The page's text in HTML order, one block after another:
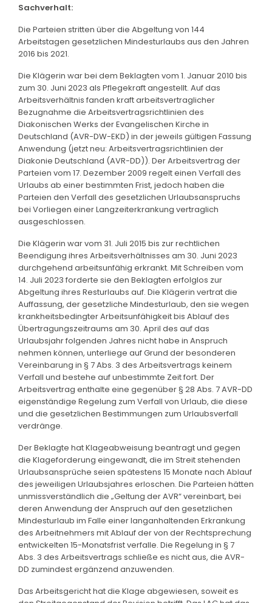
Sachverhalt:
Die Parteien stritten über die Abgeltung von 144
Arbeitstagen gesetzlichen Mindesturlaubs aus den Jahren
2016 bis 2021.
Die Klägerin war bei dem Beklagten vom 1. Januar 2010 bis
zum 30. Juni 2023 als Pflegekraft angestellt. Auf das
Arbeitsverhältnis fanden kraft arbeitsvertraglicher
Bezugnahme die Arbeitsvertragsrichtlinien des
Diakonischen Werks der Evangelischen Kirche in
Deutschland (AVR-DW-EKD) in der jeweils gültigen Fassung
Anwendung (jetzt neu: Arbeitsvertragsrichtlinien der
Diakonie Deutschland (AVR-DD)). Der Arbeitsvertrag der
Parteien vom 17. Dezember 2009 regelt einen Verfall des
Urlaubs ab einer bestimmten Frist, jedoch haben die
Parteien den Verfall des gesetzlichen Urlaubsanspruchs
bei Vorliegen einer Langzeiterkrankung vertraglich
ausgeschlossen.
Die Klägerin war vom 31. Juli 2015 bis zur rechtlichen
Beendigung ihres Arbeitsverhältnisses am 30. Juni 2023
durchgehend arbeitsunfähig erkrankt. Mit Schreiben vom
14. Juli 2023 forderte sie den Beklagten erfolglos zur
Abgeltung ihres Resturlaubs auf. Die Klägerin vertrat die
Auffassung, der gesetzliche Mindesturlaub, den sie wegen
krankheitsbedingter Arbeitsunfähigkeit bis Ablauf des
Übertragungszeitraums am 30. April des auf das
Urlaubsjahr folgenden Jahres nicht habe in Anspruch
nehmen können, unterliege auf Grund der besonderen
Vereinbarung in § 7 Abs. 3 des Arbeitsvertrags keinem
Verfall und bestehe auf unbestimmte Zeit fort. Der
Arbeitsvertrag enthalte eine gegenüber § 28 Abs. 7 AVR-DD
eigenständige Regelung zum Verfall von Urlaub, die diese
und die gesetzlichen Bestimmungen zum Urlaubsverfall
verdränge.
Der Beklagte hat Klageabweisung beantragt und gegen
die Klageforderung eingewandt, die im Streit stehenden
Urlaubsansprüche seien spätestens 15 Monate nach Ablauf
des jeweiligen Urlaubsjahres erloschen. Die Parteien hätten
unmissverständlich die „Geltung der AVR“ vereinbart, bei
deren Anwendung der Anspruch auf den gesetzlichen
Mindesturlaub im Falle einer langanhaltenden Erkrankung
des Arbeitnehmers mit Ablauf der von der Rechtsprechung
entwickelten 15-Monatsfrist verfalle. Die Regelung in § 7
Abs. 3 des Arbeitsvertrags schließe es nicht aus, die AVR-
DD zumindest ergänzend anzuwenden.
Das Arbeitsgericht hat die Klage abgewiesen, soweit es